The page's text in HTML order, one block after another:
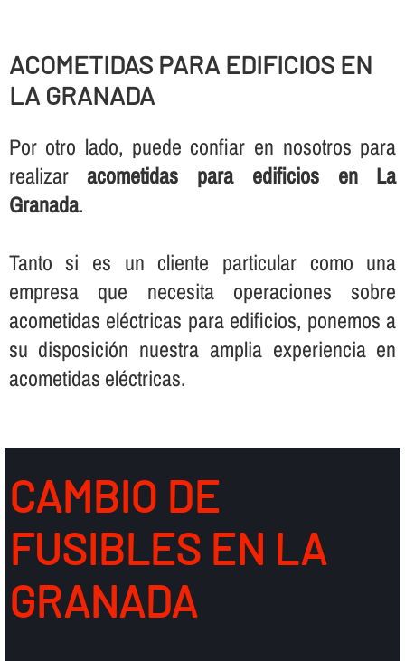
ACOMETIDAS PARA EDIFICIOS EN
LA GRANADA
Por otro lado, puede confiar en nosotros para
realizaracometidas para edificios en La
Granada.
Tanto si es un cliente particular como una
empresa que necesita operaciones sobre
acometidas eléctricas para edificios, ponemos a
su disposición nuestra amplia experiencia en
acometidas eléctricas.
CAMBIO DE
FUSIBLES EN LA
GRANADA